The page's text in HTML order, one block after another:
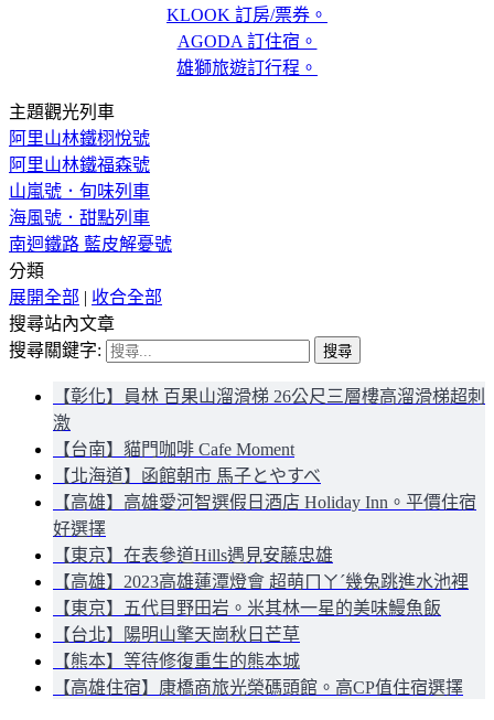
KLOOK 訂房/票券。
AGODA 訂住宿。
雄獅旅遊訂行程。
主題觀光列車
阿里山林鐵栩悅號
阿里山林鐵福森號
山嵐號．旬味列車
海風號．甜點列車
南迴鐵路 藍皮解憂號
分類
展開全部 | 收合全部
搜尋站內文章
搜尋關鍵字:
【彰化】員林 百果山溜滑梯 26公尺三層樓高溜滑梯超刺
激
【台南】貓門咖啡 Cafe Moment
【北海道】函館朝市 馬子とやすべ
【高雄】高雄愛河智選假日酒店 Holiday Inn。平價住宿
好選擇
【東京】在表參道Hills遇見安藤忠雄
【高雄】2023高雄蓮潭燈會 超萌ㄇㄚˊ幾兔跳進水池裡
【東京】五代目野田岩。米其林一星的美味鰻魚飯
【台北】陽明山擎天崗秋日芒草
【熊本】等待修復重生的熊本城
【高雄住宿】康橋商旅光榮碼頭館。高CP值住宿選擇